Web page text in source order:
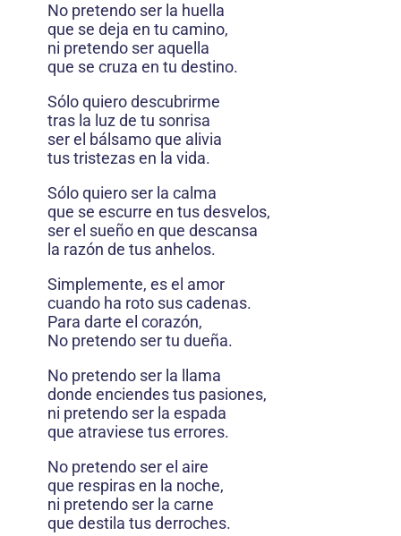
No pretendo ser la huella
que se deja en tu camino,
ni pretendo ser aquella
que se cruza en tu destino.
Sólo quiero descubrirme
tras la luz de tu sonrisa
ser el bálsamo que alivia
tus tristezas en la vida.
Sólo quiero ser la calma
que se escurre en tus desvelos,
ser el sueño en que descansa
la razón de tus anhelos.
Simplemente, es el amor
cuando ha roto sus cadenas.
Para darte el corazón,
No pretendo ser tu dueña.
No pretendo ser la llama
donde enciendes tus pasiones,
ni pretendo ser la espada
que atraviese tus errores.
No pretendo ser el aire
que respiras en la noche,
ni pretendo ser la carne
que destila tus derroches.